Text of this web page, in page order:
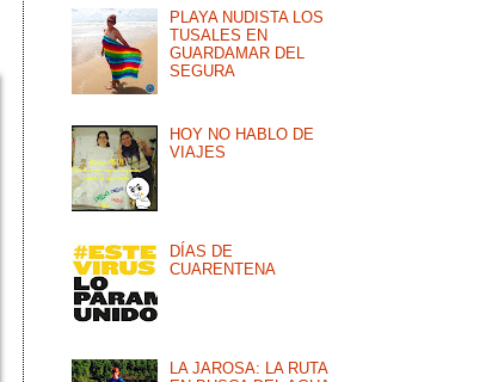
PLAYA NUDISTA LOS
TUSALES EN
GUARDAMAR DEL
SEGURA
HOY NO HABLO DE
VIAJES
DÍAS DE
CUARENTENA
LA JAROSA: LA RUTA